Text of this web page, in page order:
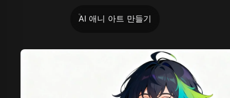
AI 애니 아트 만들기